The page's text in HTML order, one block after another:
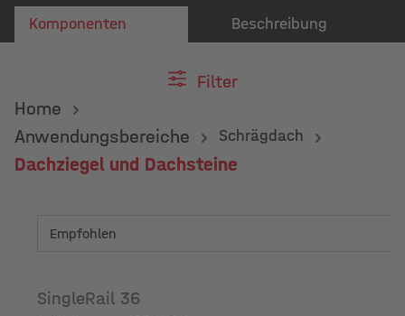
Komponenten Beschreibung
Filter
Home
Anwendungsbereiche
Schrägdach
Dachziegel und Dachsteine
SingleRail 36